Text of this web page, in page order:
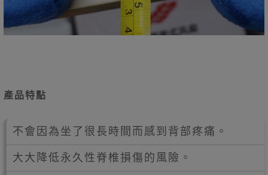
產品特點
不會因為坐了很長時間而感到背部疼痛。
大大降低永久性脊椎損傷的風險。